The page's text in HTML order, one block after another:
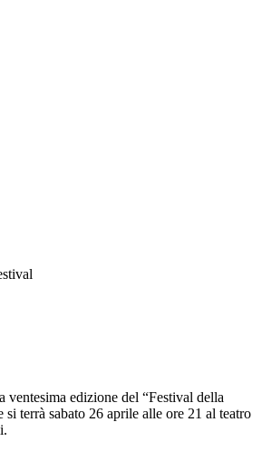
ventesima edizione del “Festival della
si terrà sabato 26 aprile alle ore 21 al teatro